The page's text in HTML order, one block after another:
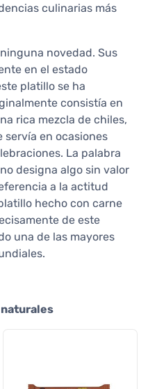
culinarias más
novedad. Sus
en el estado
platillo se ha
consistía en
rica mezcla de chiles,
servía en ocasiones
La palabra
designa algo sin valor
a la actitud
hecho con carne
de este
una de las mayores